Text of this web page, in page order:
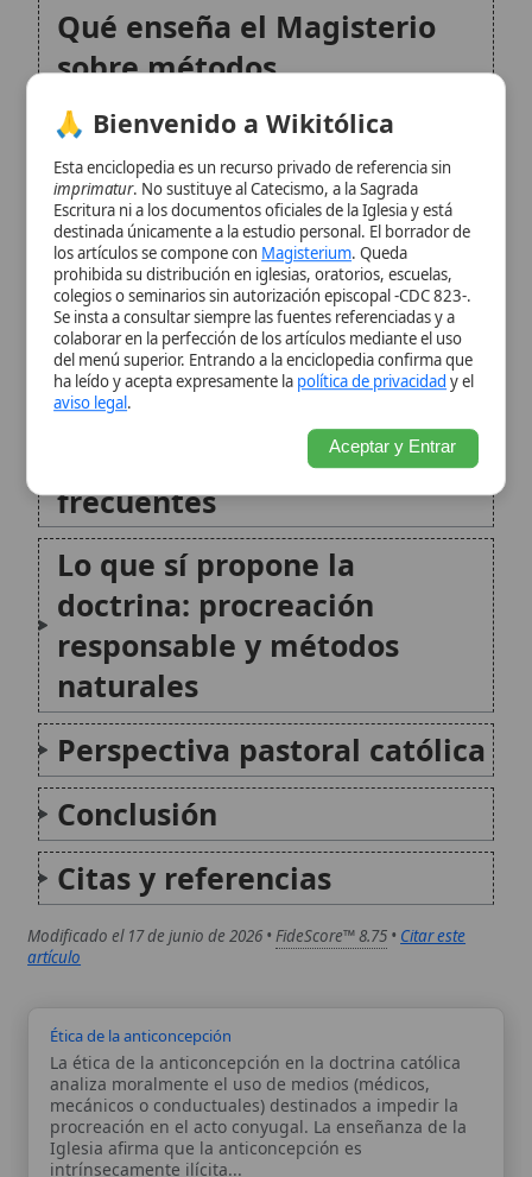
según la explicación católica
la anticoncepción de
urgencia
Respuesta a objeciones
frecuentes
Lo que sí propone la
doctrina: procreación
responsable y métodos
Perspectiva pastoral católica
Conclusión
Citas y referencias
Modificado el 17 de junio de 2026 •FideScore™ 8.75•Citar este
artículo
Ética de la anticoncepción
La ética de la anticoncepción en la doctrina católica
analiza moralmente el uso de medios (médicos,
mecánicos o conductuales) destinados a impedir la
procreación en el acto conyugal. La enseñanza de la
Iglesia afirma que la anticoncepción es
intrínsecamente ilícita...
Milagro eucarístico de Dijon (Francia)
El milagro eucarístico de Dijon se refiere a una serie
Destacan especialmente el suceso de...
Autor:Comité editorial
Artículo supervisado por el Comité
editorial de Wikitólica. Las afirmaciones
destinada únicamente a la estudio personal. El borrador de
los artículos se compone con Magisterium. Queda
prohibida su distribución en iglesias, oratorios, escuelas,
colegios o seminarios sin autorización episcopal -CDC 823-.
colaborar en la perfección de los artículos mediante el uso
del menú superior. Entrando a la enciclopedia confirma que
aviso legal.
Aceptar y Entrar